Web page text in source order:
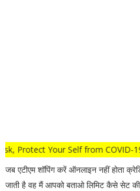
Wear Mask, Protect Your Self
जब एटीएम शॉपिंग करें ऑनलाइन नहीं होता
जाती है वह मैं आपको बताओ लिमिट कैसे सेट